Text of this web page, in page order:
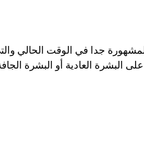
جدا في الوقت الحالي
البشرة العادية أو البشرة